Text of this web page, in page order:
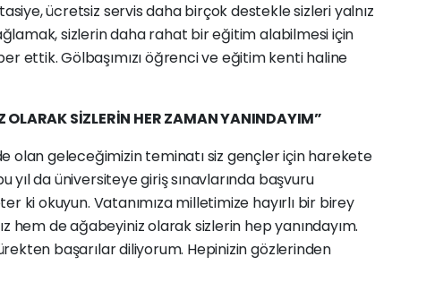
ücretsiz servis daha birçok destekle sizleri yalnız
sizlerin daha rahat bir eğitim alabilmesi için
ettik. Gölbaşımızı öğrenci ve eğitim kenti haline
SİZLERİN HER ZAMAN YANINDAYIM”
olan geleceğimizin teminatı siz gençler için harekete
yıl da üniversiteye giriş sınavlarında başvuru
ki okuyun. Vatanımıza milletimize hayırlı bir birey
hem de ağabeyiniz olarak sizlerin hep yanındayım.
başarılar diliyorum. Hepinizin gözlerinden